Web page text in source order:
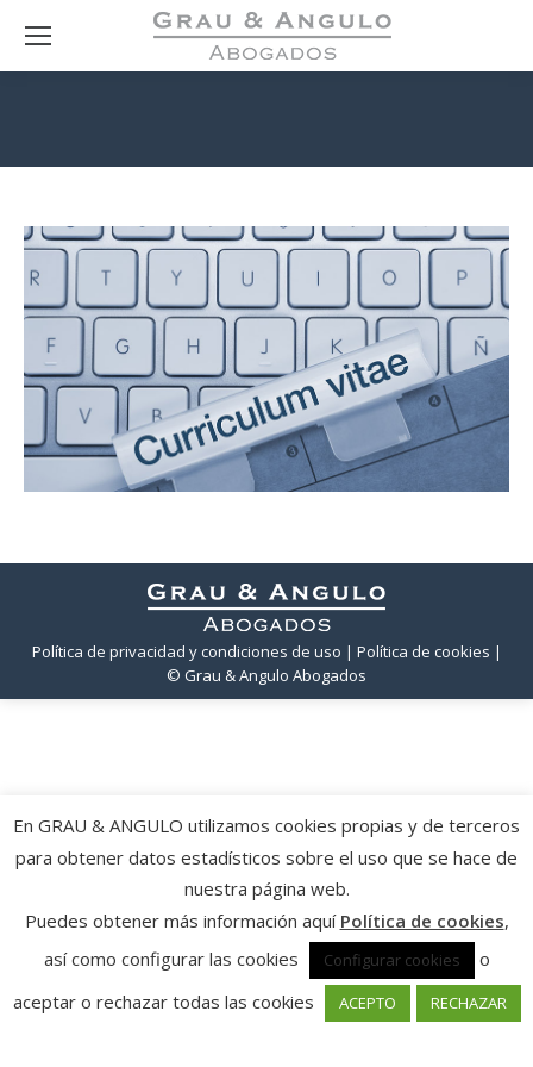
Política de privacidad y condiciones de uso | Política de cookies |
© Grau & Angulo Abogados
En GRAU & ANGULO utilizamos cookies propias y de terceros
para obtener datos estadísticos sobre el uso que se hace de
nuestra página web.
Puedes obtener más información aquí Política de cookies,
así como configurar las cookies
Configurar cookies
o
aceptar o rechazar todas las cookies
ACEPTO RECHAZAR